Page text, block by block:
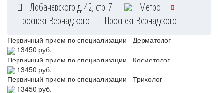
Лобачевского д. 42, стр. 7
Метро :
Проспект Вернадского
Проспект Вернадского
Первичный прием по специализации - Дерматолог
13450 руб.
Первичный прием по специализации - Косметолог
13450 руб.
Первичный прием по специализации - Трихолог
13450 руб.